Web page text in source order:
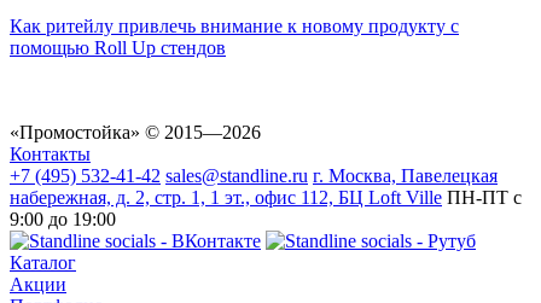
Как ритейлу привлечь внимание к новому продукту с
помощью Roll Up стендов
«Промостойка» © 2015—2026
Контакты
+7 (495) 532-41-42 sales@standline.ru г. Москва, Павелецкая
набережная, д. 2, стр. 1, 1 эт., офис 112, БЦ Loft Ville ПН-ПТ с
9:00 до 19:00
Каталог
Акции